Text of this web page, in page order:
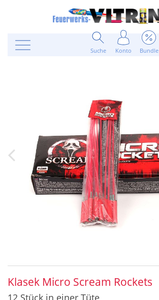
Suche Konto Bundle
Klasek Micro Scream Rockets
12 Stück in einer Tüte